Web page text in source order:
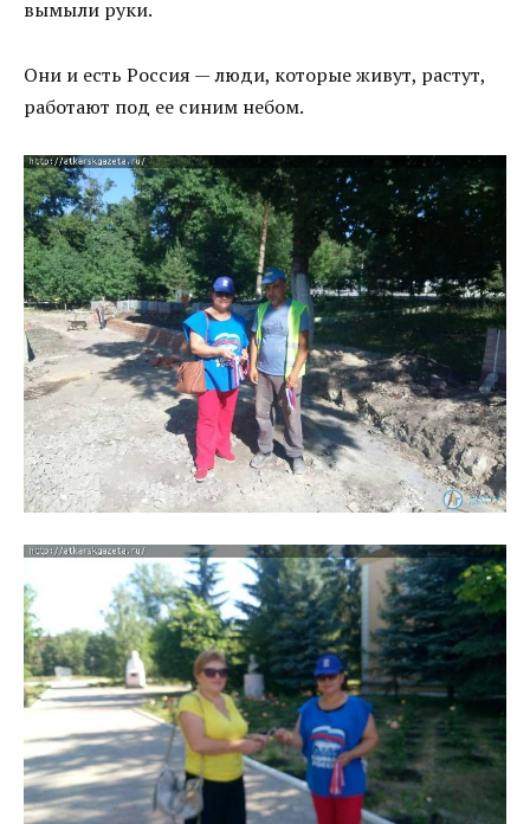
вымыли руки.
Они и есть Россия — люди, которые живут, растут,
работают под ее синим небом.